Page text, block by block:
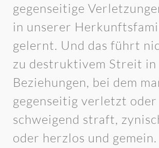
gegenseitige
in unserer
gelernt. Und das führt
zu destruktivem Streit in
Beziehungen, bei dem
gegenseitig verletzt oder
schweigend straft,
oder herzlos und gemein.